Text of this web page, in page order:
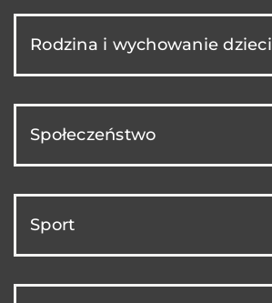
Rodzina i wychowanie dzieci
Społeczeństwo
Sport